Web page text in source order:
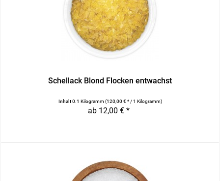
Schellack Blond Flocken entwachst
Inhalt0.1 Kilogramm(120,00 € * / 1 Kilogramm)
ab 12,00 € *